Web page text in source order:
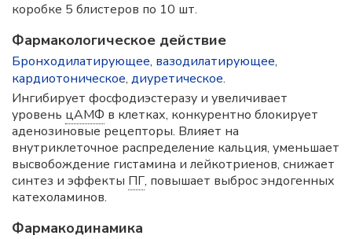
коробке 5 блистеров по 10 шт.
Фармакологическое действие
Бронходилатирующее, вазодилатирующее,
кардиотоническое, диуретическое.
Ингибирует фосфодиэстеразу и увеличивает
уровень цАМФ в клетках, конкурентно блокирует
аденозиновые рецепторы. Влияет на
внутриклеточное распределение кальция, уменьшает
высвобождение гистамина и лейкотриенов, снижает
синтез и эффекты ПГ, повышает выброс эндогенных
катехоламинов.
Фармакодинамика